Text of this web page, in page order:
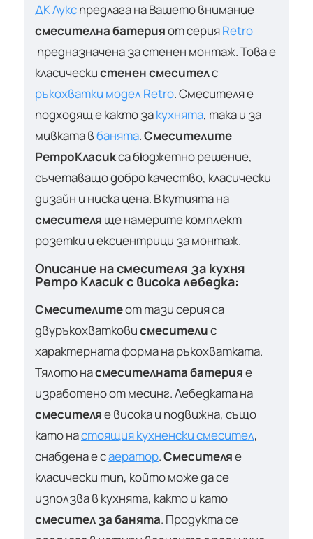
ДК Лукспредлага на Вашето внимание
смесителна батерияот серияRetro
предназначена за стенен монтаж. Това е
класическистенен смесителс
ръкохватки модел Retro. Смесителя е
подходящ е както закухнята, така и за
мивката вбанята.Смесителите
РетроКласикса бюджетно решение,
съчетаващо добро качество, класически
дизайн и ниска цена. В кутията на
смесителя ще намерите комплект
розетки и ексцентрици за монтаж.
Описание на смесителя за кухня
Ретро Класик с висока лебедка:
Смесителитеот тази серия са
двуръкохватковисмесителис
характерната форма на ръкохватката.
Тялото насмесителната батерияе
изработено от месинг. Лебедката на
смесителяе висока и подвижна, също
като настоящия кухненски смесител,
снабдена е саератор.Смесителяе
класически тип, който може да се
използва в кухнята, както и като
смесител за банята. Продукта се